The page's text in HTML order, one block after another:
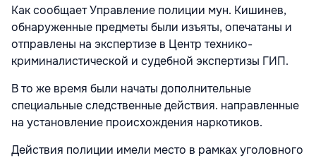
Как сообщает Управление полиции мун. Кишинев,
обнаруженные предметы были изъяты, опечатаны и
отправлены на экспертизe в Центр технико-
криминалистической и судебной экспертизы ГИП.
В то же время были начаты дополнительные
специальные следственные действия. направленные
на установление происхождения наркотиков.
Действия полиции имели место в рамках уголовного